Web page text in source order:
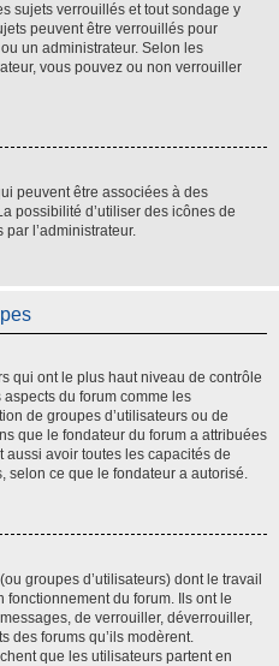
sujets verrouillés et tout sondage y
peuvent être verrouillés pour
un administrateur. Selon les
vous pouvez ou non verrouiller
peuvent être associées à des
possibilité d’utiliser des icônes de
l’administrateur.
qui ont le plus haut niveau de contrôle
du forum comme les
de groupes d’utilisateurs ou de
que le fondateur du forum a attribuées
avoir toutes les capacités de
selon ce que le fondateur a autorisé.
groupes d’utilisateurs) dont le travail
du forum. Ils ont le
de verrouiller, déverrouiller,
des forums qu’ils modèrent.
que les utilisateurs partent en